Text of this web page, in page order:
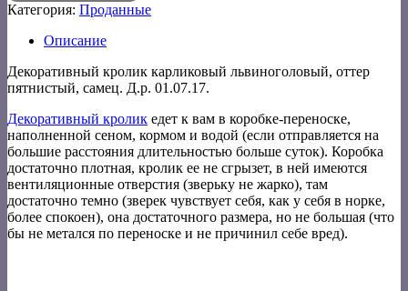
Категория: Проданные
Описание
Декоративный кролик карликовый львиноголовый, оттер
пятнистый, самец. Д.р. 01.07.17.
Декоративный кролик едет к вам в коробке-переноске,
наполненной сеном, кормом и водой (если отправляется на
большие расстояния длительностью больше суток). Коробка
достаточно плотная, кролик ее не сгрызет, в ней имеются
вентиляционные отверстия (зверьку не жарко), там
достаточно темно (зверек чувствует себя, как у себя в норке,
более спокоен), она достаточного размера, но не большая (что
бы не метался по переноске и не причинил себе вред).